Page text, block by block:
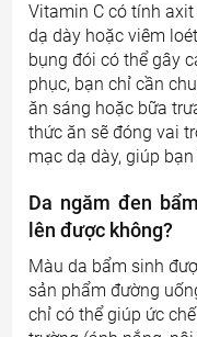
Vitamin C có tính
dạ dày hoặc viêm
bụng đói có thể gây
phục, bạn chỉ cần
ăn sáng hoặc bữa
thức ăn sẽ đóng vai
mạc dạ dày, giúp
Da ngăm đen
lên được không?
Màu da bẩm sinh
sản phẩm đường
chỉ có thể giúp ức